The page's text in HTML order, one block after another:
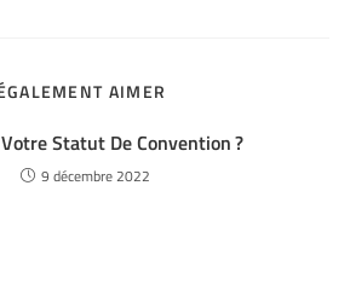
AIMER
Statut De Convention ?
9 décembre 2022